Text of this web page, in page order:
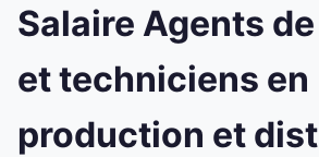
Salaire Agents
et techniciens en
production et